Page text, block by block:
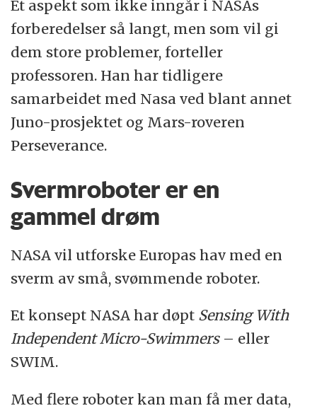
Et aspekt som ikke inngår i NASAs
forberedelser så langt, men som vil gi
dem store problemer, forteller
professoren. Han har tidligere
samarbeidet med Nasa ved blant annet
Juno-prosjektet og Mars-roveren
Perseverance.
Svermroboter er en
gammel drøm
NASA vil utforske Europas hav med en
sverm av små, svømmende roboter.
Et konsept NASA har døpt Sensing With
Independent Micro-Swimmers– eller
SWIM.
Med flere roboter kan man få mer data,